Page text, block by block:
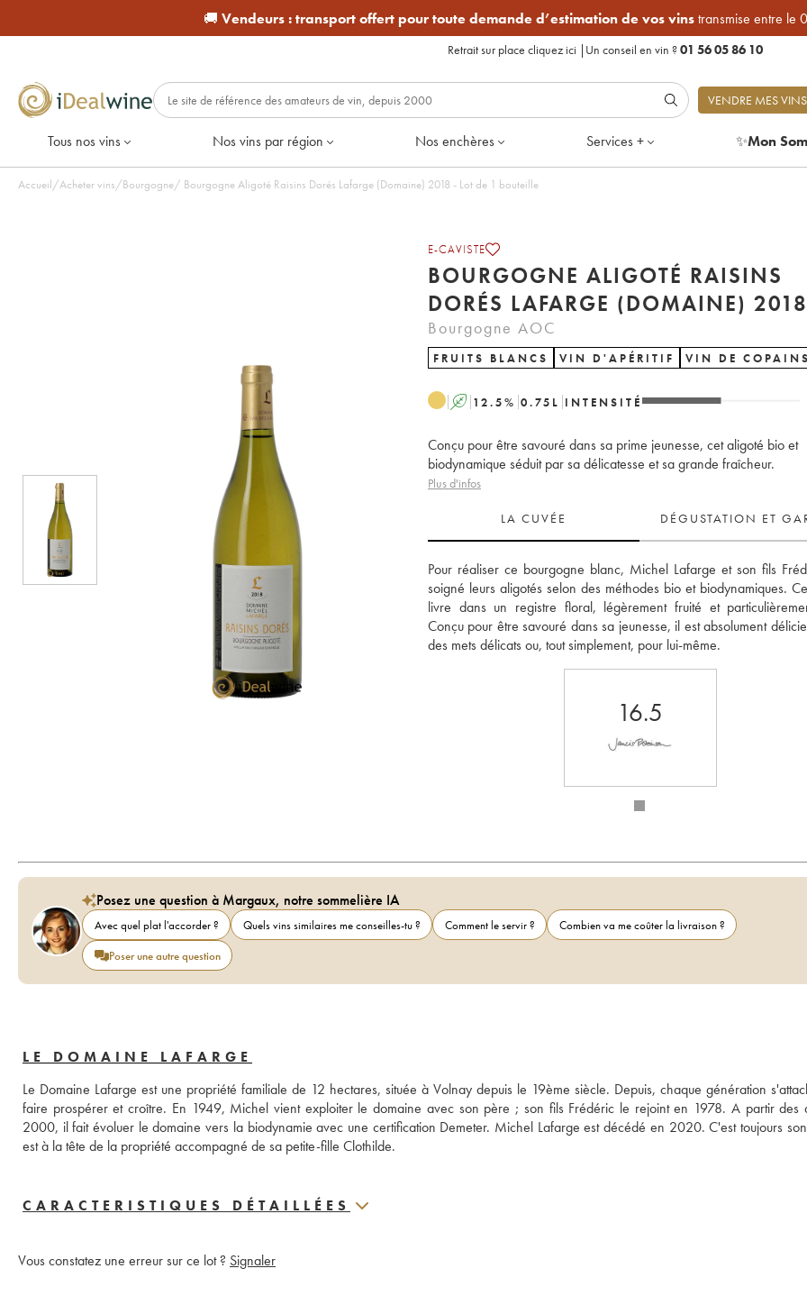
🚚 Vendeurs :transport offert pour toute demande d’estimation de vos vinstransmise entre le
Retrait sur place cliquez ici | Un conseil en vin ?01 56 05 86 10
VENDRE MES VINS
Tous nos vins Nos vins par région Nos enchères Services + ✨Mon
Accueil/Acheter vins/Bourgogne/ Bourgogne Aligoté Raisins Dorés Lafarge (Domaine) 2018 - Lot de 1 bouteille
E-CAVISTE
BOURGOGNE ALIGOTÉ RAISINS
DORÉS LAFARGE (DOMAINE) 2018
Bourgogne AOC
FRUITS BLANCS VIN D'APÉRITIF VIN DE COPAINS
A 12.5% 0.75 L INTENSITÉ
Conçu pour être savouré dans sa prime jeunesse, cet aligoté bio et
biodynamique séduit par sa délicatesse et sa grande fraîcheur.
Plus d'infos
LA CUVÉE DÉGUSTATION ET
Pour réaliser ce bourgogne blanc, Michel Lafarge et son fils
soigné leurs aligotés selon des méthodes bio et biodynamiques.
livre dans un registre floral, légèrement fruité et
Conçu pour être savouré dans sa jeunesse, il est absolument
des mets délicats ou, tout simplement, pour lui-même.
16.5
Posez une question à Margaux, notre sommelière IA
Avec quel plat l'accorder ? Quels vins similaires me conseilles-tu ? Comment le servir ?
Combien va me coûter la livraison ?
Poser une autre question
LE DOMAINE LAFARGE
Le Domaine Lafarge est une propriété familiale de 12 hectares, située à Volnay depuis le 19ème siècle. Depuis, chaque génération
faire prospérer et croître. En 1949, Michel vient exploiter le domaine avec son père ; son fils Frédéric le rejoint en 1978. A partir des
2000, il fait évoluer le domaine vers la biodynamie avec une certification Demeter. Michel Lafarge est décédé en 2020. C'est toujours
est à la tête de la propriété accompagné de sa petite-fille Clothilde.
CARACTERISTIQUES DÉTAILLÉES
Vous constatez une erreur sur ce lot ? Signaler